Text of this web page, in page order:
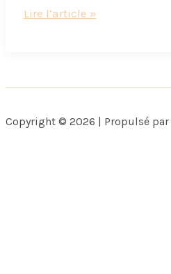
Relation
Quand
le
Lire l’article »
Copyright © 2026 | Propulsé par